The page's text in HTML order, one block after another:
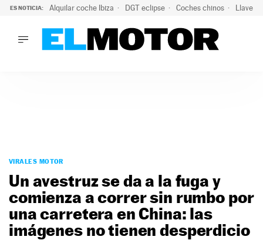
ES NOTICIA: Alquilar coche Ibiza DGT eclipse Coches chinos Llaves
PODCAST
MOTOS
TECNOLOGÍA
MOTORTV
VIRALES MOTOR
Un avestruz se da a la fuga y
comienza a correr sin rumbo por
una carretera en China: las
imágenes no tienen desperdicio